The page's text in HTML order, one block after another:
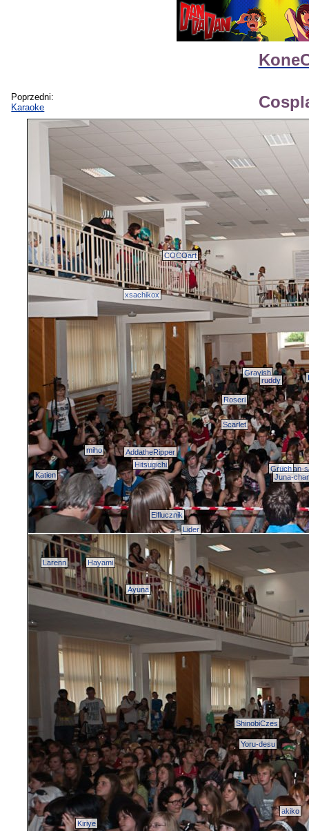
Poprzedni:
Karaoke
AddatheRipper
akiko
Ayuna
Banan-
COCOart
Elflucznik
Gravish
Gruch
Hayami
Hitsugichi
Juna-
Katien
Kiriye
Larenn
Lider
miho
Roseri
ruddy
Scarlet
ShinobiCzes
xsachikox
Yoru-desu